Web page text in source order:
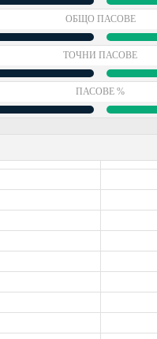
ОБЩО ПАСОВЕ
ТОЧНИ ПАСОВЕ
ПАСОВЕ %